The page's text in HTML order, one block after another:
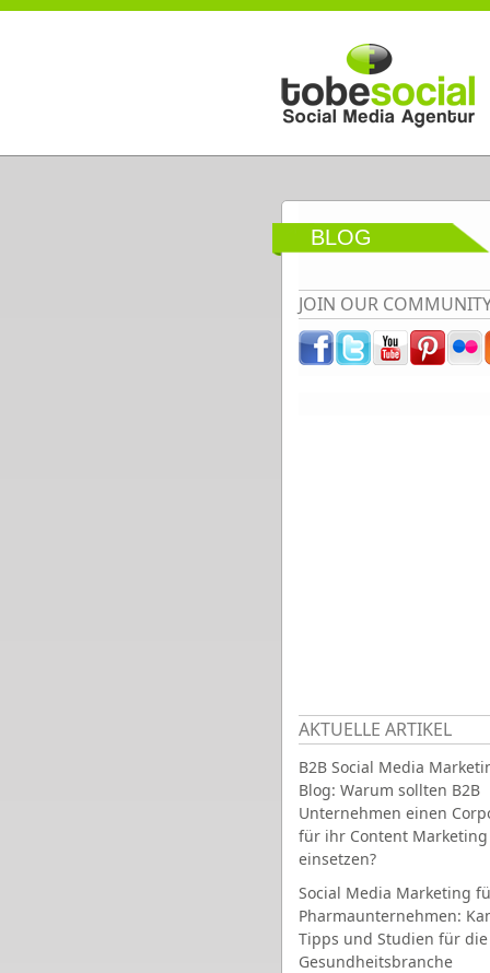
Direkt zum Inhalt
BLOG
JOIN OUR
AKTUELLE ARTIKEL
B2B Social Media
Blog: Warum sollten B2B
Unternehmen einen
für ihr Content Marketing
einsetzen?
Social Media Marketing
Pharmaunternehmen:
Tipps und Studien für die
Gesundheitsbranche